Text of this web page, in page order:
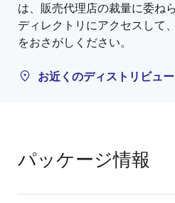
は、販売代理店の裁量に委ね
ディレクトリにアクセスして
をおさがしください。
お近くのディストリビュ
パッケージ情報